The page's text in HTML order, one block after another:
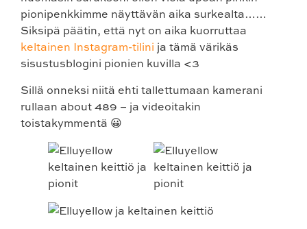
pionipenkkimme näyttävän aika surkealta……
Siksipä päätin, että nyt on aika kuorruttaa
keltainen Instagram-tilini ja tämä värikäs
sisustusblogini pionien kuvilla <3
Sillä onneksi niitä ehti tallettumaan kamerani
rullaan about 489 – ja videoitakin
toistakymmentä 😀